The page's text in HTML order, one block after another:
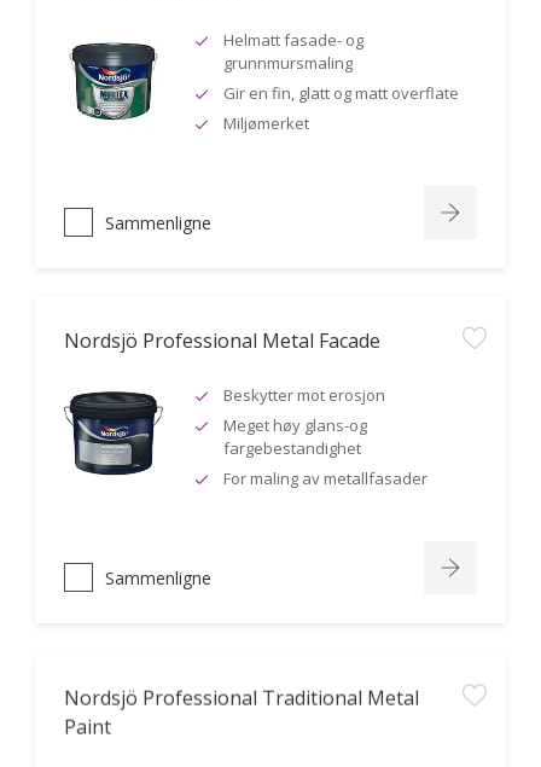
Helmatt fasade- og
grunnmursmaling
Gir en fin, glatt og matt overflate
Miljømerket
Sammenligne
Nordsjö Professional Metal Facade
Beskytter mot erosjon
Meget høy glans-og
fargebestandighet
For maling av metallfasader
Sammenligne
Nordsjö Professional Traditional Metal
Paint